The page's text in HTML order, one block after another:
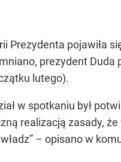
Prezydenta pojawiła
prezydent
lutego).
w spotkaniu był
realizacją zasady,
– opisano w